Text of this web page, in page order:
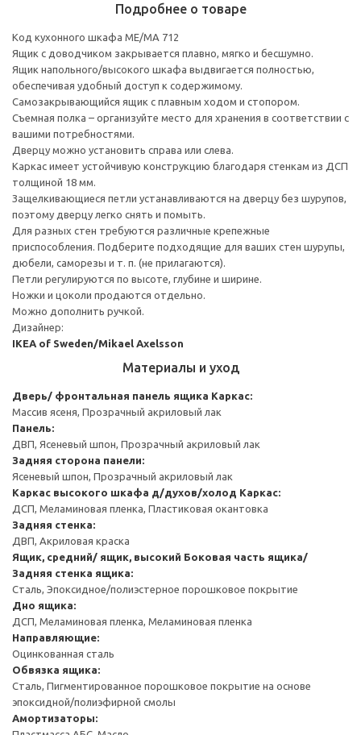
Подробнее о товаре
Код кухонного шкафа ME/MA 712
Ящик с доводчиком закрывается плавно, мягко и бесшумно.
Ящик напольного/высокого шкафа выдвигается полностью,
обеспечивая удобный доступ к содержимому.
Cамозакрывающийся ящик с плавным ходом и стопором.
Съемная полка – организуйте место для хранения в соответствии с
вашими потребностями.
Дверцу можно установить справа или слева.
Каркас имеет устойчивую конструкцию благодаря стенкам из ДСП
толщиной 18 мм.
Защелкивающиеся петли устанавливаются на дверцу без шурупов,
поэтому дверцу легко снять и помыть.
Для разных стен требуются различные крепежные
приспособления. Подберите подходящие для ваших стен шурупы,
дюбели, саморезы и т. п. (не прилагаются).
Петли регулируются по высоте, глубине и ширине.
Ножки и цоколи продаются отдельно.
Можно дополнить ручкой.
Дизайнер:
IKEA of Sweden/Mikael Axelsson
Материалы и уход
Дверь/ фронтальная панель ящика Каркас:
Массив ясеня, Прозрачный акриловый лак
Панель:
ДВП, Ясеневый шпон, Прозрачный акриловый лак
Задняя сторона панели:
Ясеневый шпон, Прозрачный акриловый лак
Каркас высокого шкафа д/духов/холод Каркас:
ДСП, Меламиновая пленка, Пластиковая окантовка
Задняя стенка:
ДВП, Акриловая краска
Ящик, средний/ ящик, высокий Боковая часть ящика/
Задняя стенка ящика:
Сталь, Эпоксидное/полиэстерное порошковое покрытие
Дно ящика:
ДСП, Меламиновая пленка, Меламиновая пленка
Направляющие:
Оцинкованная сталь
Обвязка ящика:
Сталь, Пигментированное порошковое покрытие на основе
эпоксидной/полиэфирной смолы
Амортизаторы: